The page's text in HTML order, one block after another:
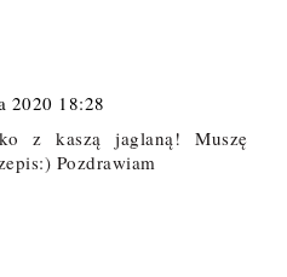
2020 18:28
z kaszą jaglaną! Muszę
Pozdrawiam